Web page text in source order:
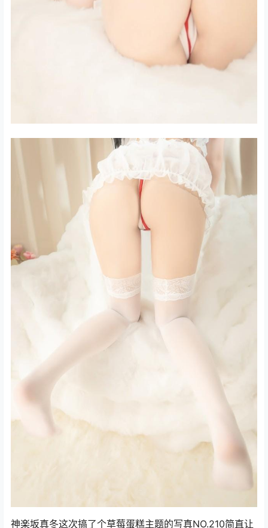
神楽坂真冬这次搞了个草莓蛋糕主题的写真NO.210简直让